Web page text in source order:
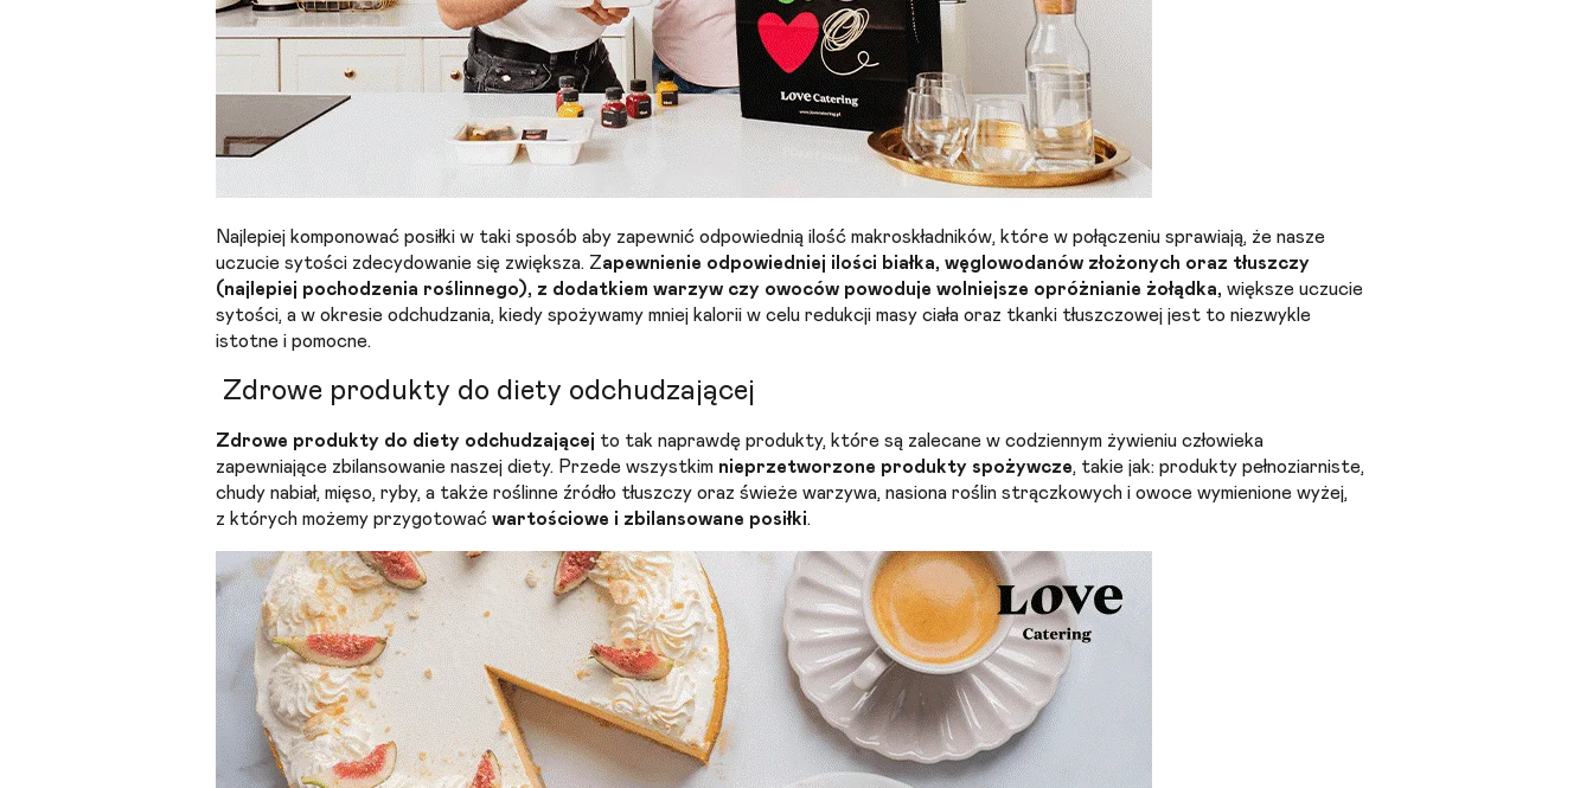
Najlepiej komponować posiłki w taki sposób aby zapewnić odpowiednią ilość makroskładników, które w połączeniu sprawiają, że nasze
uczucie sytości zdecydowanie się zwiększa. Zapewnienie odpowiedniej ilości białka, węglowodanów złożonych oraz tłuszczy
(najlepiej pochodzenia roślinnego), z dodatkiem warzyw czy owoców powoduje wolniejsze opróżnianie żołądka, większe uczucie
sytości, a w okresie odchudzania, kiedy spożywamy mniej kalorii w celu redukcji masy ciała oraz tkanki tłuszczowej jest to niezwykle
istotne i pomocne.
Zdrowe produkty do diety odchudzającej
Zdrowe produkty do diety odchudzającej to tak naprawdę produkty, które są zalecane w codziennym żywieniu człowieka
zapewniające zbilansowanie naszej diety. Przede wszystkim nieprzetworzone produkty spożywcze, takie jak: produkty pełnoziarniste,
chudy nabiał, mięso, ryby, a także roślinne źródło tłuszczy oraz świeże warzywa, nasiona roślin strączkowych i owoce wymienione wyżej,
z których możemy przygotować wartościowe i zbilansowane posiłki.